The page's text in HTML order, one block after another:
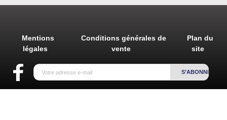
Mentions
légales
Conditions générales de
vente
Plan du
site